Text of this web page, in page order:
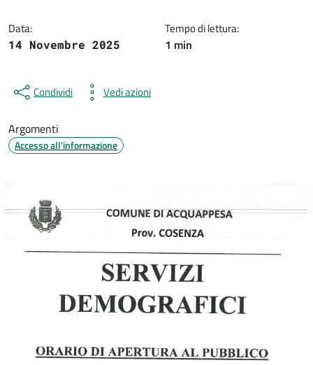
Data:
14 Novembre 2025
Tempo di lettura:
1 min
Condividi Vedi azioni
Argomenti
Accesso all'informazione